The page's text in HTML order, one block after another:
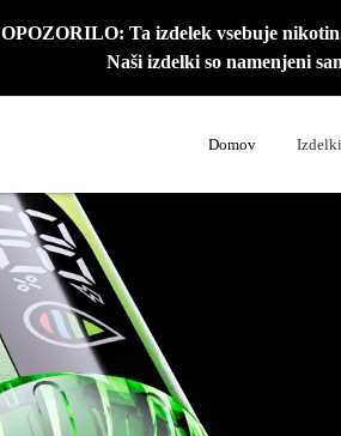
OPOZORILO: Ta izdelek vsebuje
Naši izdelki so namenjeni
Domov Izdelki